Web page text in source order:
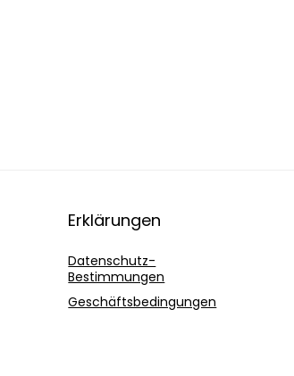
Erklärungen
Datenschutz-
Bestimmungen
Geschäftsbedingungen